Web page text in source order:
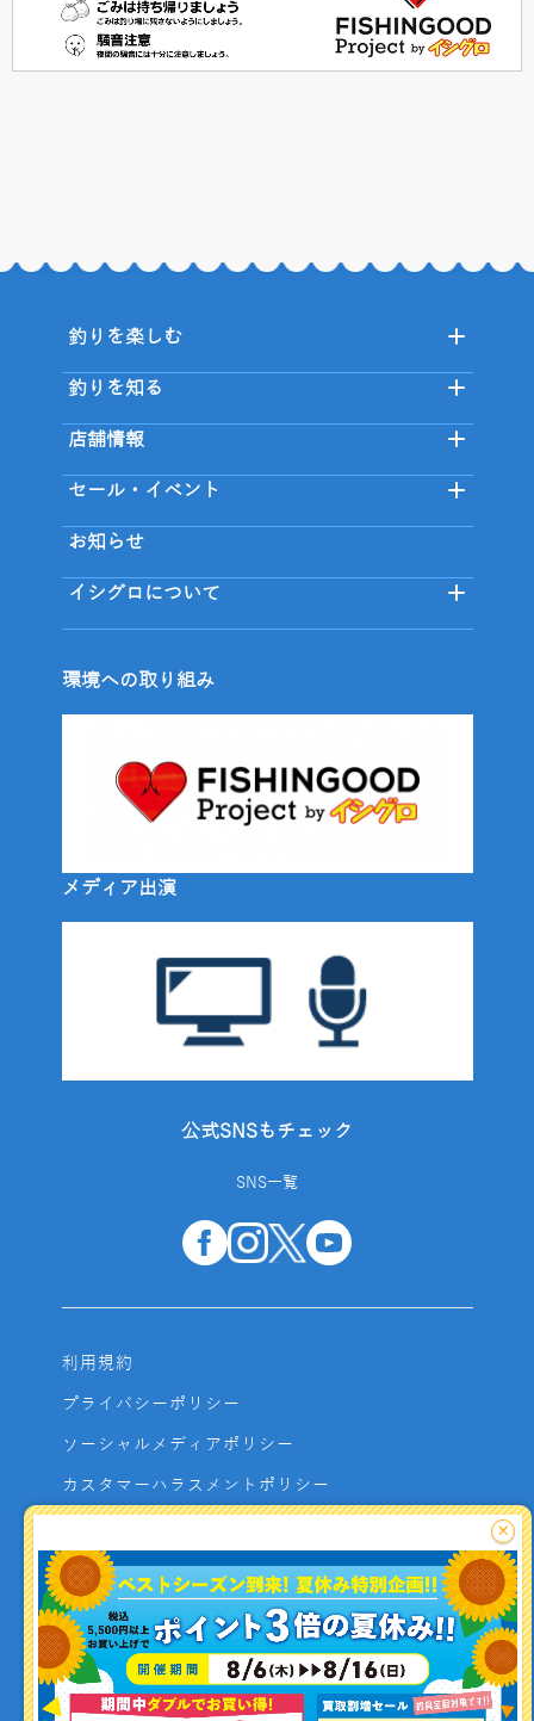
釣り情報を
釣りを楽しむ
釣りを知る
店舗情報
セール・イベント
お知らせ
イシグロについて
環境への取り組み
メディア出演
公式SNSもチェック
SNS一覧
利用規約
プライバシーポリシー
ソーシャルメディアポリシー
カスタマーハラスメントポリシー
よくあるご質問
お問い合わせ
利用者資金の保全方法
×